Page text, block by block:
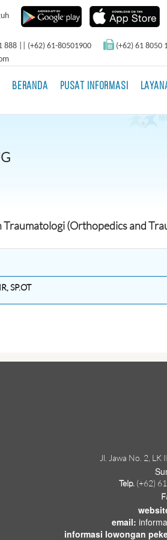
888 || (+62) 61-80501900
(+62) 61 8050
BERANDA PUSAT INFORMASI
Traumatologi (Orthopedics and
SP.OT
Jl. Jawa No. 2,
Telp. (+62)
email:
informasi lowongan